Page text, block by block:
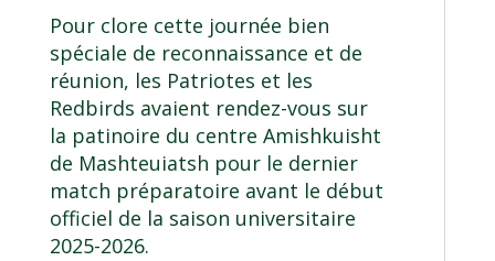
Pour clore cette journée bien
spéciale de reconnaissance et de
réunion, les Patriotes et les
Redbirds avaient rendez-vous sur
la patinoire du centre Amishkuisht
de Mashteuiatsh pour le dernier
match préparatoire avant le début
officiel de la saison universitaire
2025-2026.